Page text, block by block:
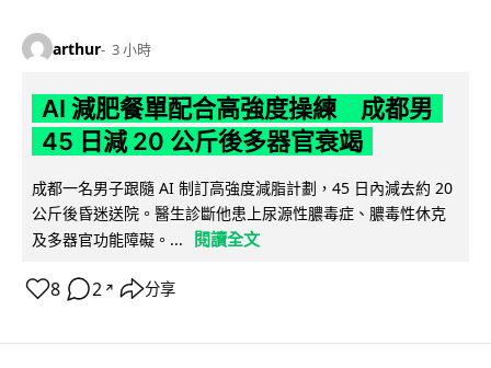
arthur 3 小時
AI 減肥餐單配合高強度操練 成都男
45 日減 20 公斤後多器官衰竭
成都一名男子跟隨 AI 制訂高強度減脂計劃，45 日內減去約 20
公斤後昏迷送院。醫生診斷他患上尿源性膿毒症、膿毒性休克
及多器官功能障礙。...
閱讀全文
8 2 ↗ 分享